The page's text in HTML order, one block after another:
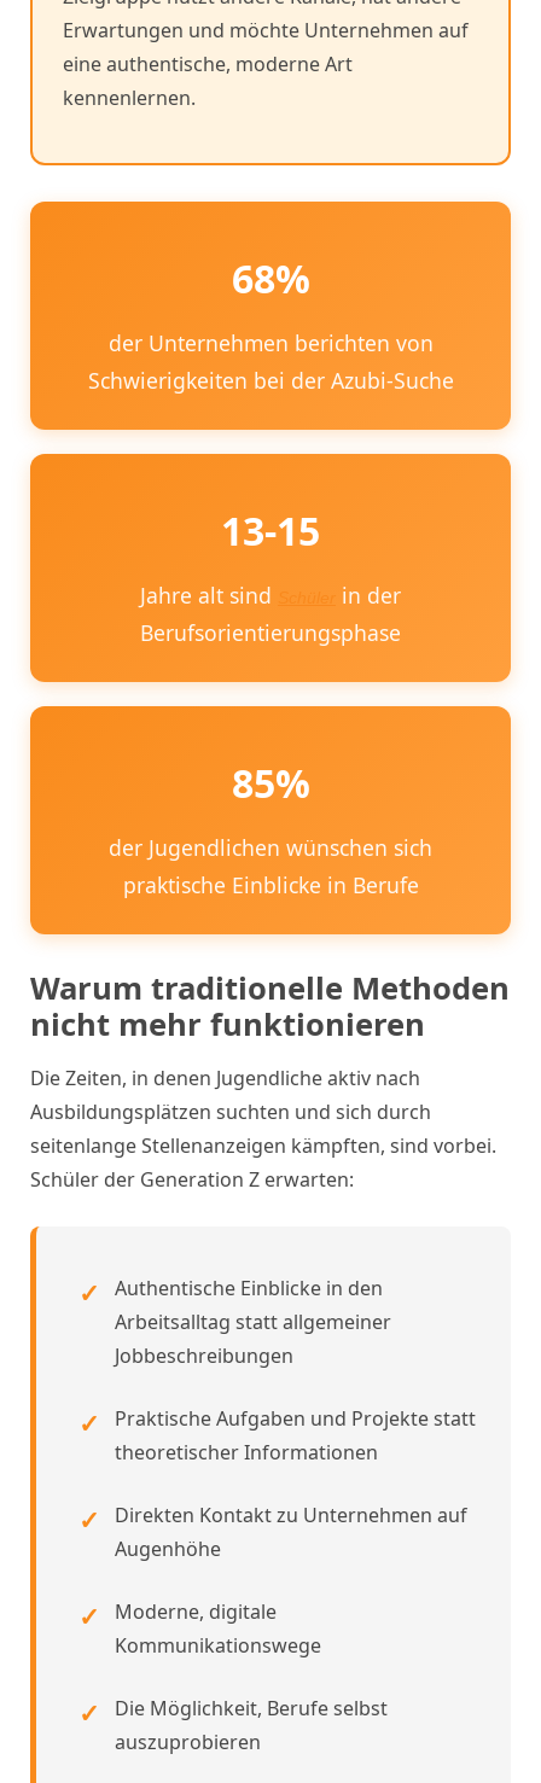
Erwartungen und möchte Unternehmen auf
eine authentische, moderne Art
kennenlernen.
68%
der Unternehmen berichten von
Schwierigkeiten bei der Azubi-Suche
13-15
Jahre alt sind
in der
Berufsorientierungsphase
85%
der Jugendlichen wünschen sich
praktische Einblicke in Berufe
Warum traditionelle Methoden
nicht mehr funktionieren
Die Zeiten, in denen Jugendliche aktiv nach
Ausbildungsplätzen suchten und sich durch
seitenlange Stellenanzeigen kämpften, sind vorbei.
Schüler der Generation Z erwarten:
Authentische Einblicke in den
Arbeitsalltag statt allgemeiner
Jobbeschreibungen
Praktische Aufgaben und Projekte statt
theoretischer Informationen
Direkten Kontakt zu Unternehmen auf
Augenhöhe
Moderne, digitale
Kommunikationswege
Die Möglichkeit, Berufe selbst
auszuprobieren